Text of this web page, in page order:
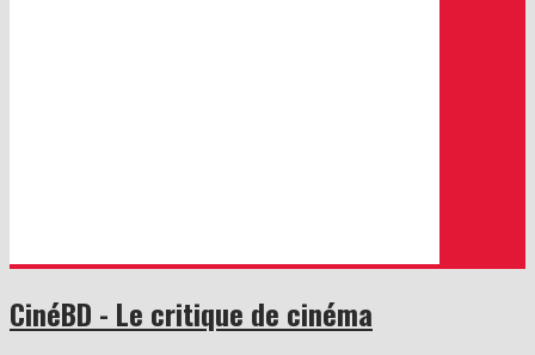
CinéBD - Le critique de cinéma